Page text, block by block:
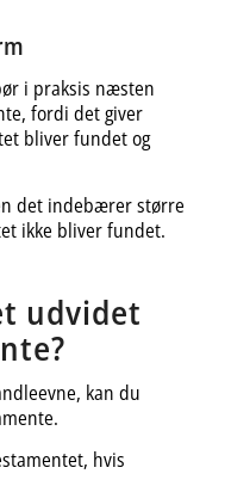
i praksis næsten
fordi det giver
bliver fundet og
det indebærer større
ikke bliver fundet.
udvidet
kan du
hvis